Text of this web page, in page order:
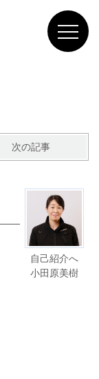
次の記事
自己紹介へ
小田原美樹